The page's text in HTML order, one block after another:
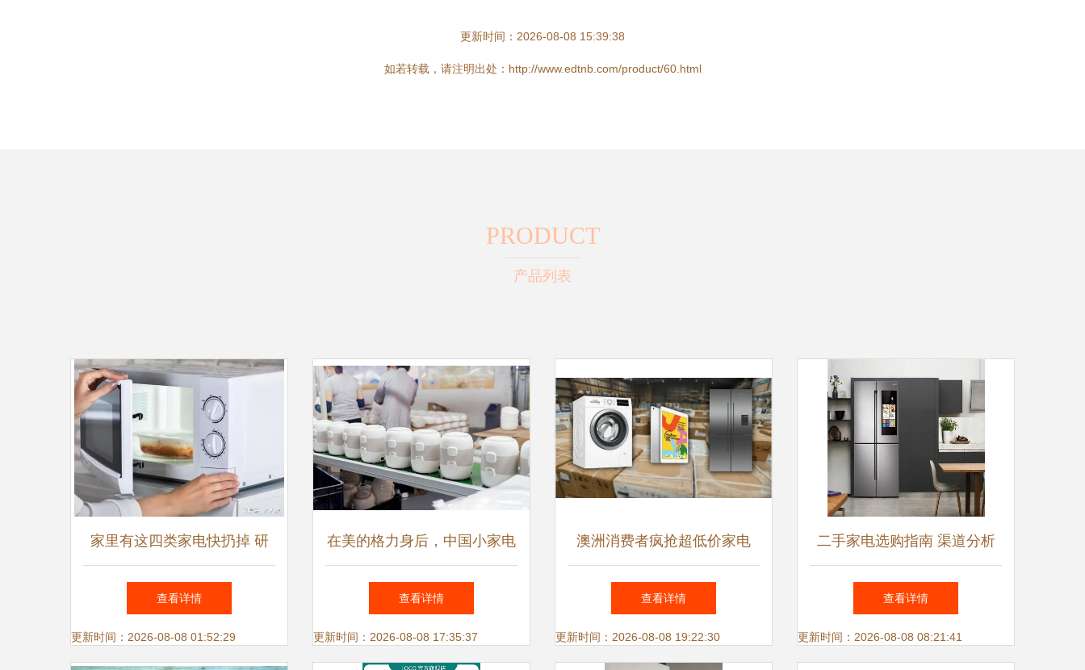
更新时间：2026-08-08 15:39:38
如若转载，请注明出处：http://www.edtnb.com/product/60.html
PRODUCT
产品列表
家里有这四类家电快扔掉 研
究发现用久了危害大，真不安
全
查看详情
更新时间：2026-08-08 01:52:29
在美的格力身后，中国小家电
巨头崛起，一季度净利润猛增
80%
查看详情
更新时间：2026-08-08 17:35:37
澳洲消费者疯抢超低价家电
2000多件商品低至10澳元，
抢购潮致网站瘫痪
查看详情
更新时间：2026-08-08 19:22:30
二手家电选购指南 渠道分析
与实用建议
查看详情
更新时间：2026-08-08 08:21:41